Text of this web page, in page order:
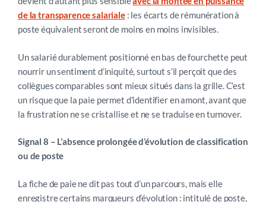
de la transparence salariale: les écarts de rémunération à
poste équivalent seront de moins en moins invisibles.
Un salarié durablement positionné en bas de fourchette peut
nourrir un sentiment d’iniquité, surtout s’il perçoit que des
collègues comparables sont mieux situés dans la grille. C’est
un risque que la paie permet d’identifier en amont, avant que
la frustration ne se cristallise et ne se traduise en turnover.
Signal 8 – L’absence prolongée d’évolution de classification
ou de poste
La fiche de paie ne dit pas tout d’un parcours, mais elle
enregistre certains marqueurs d’évolution : intitulé de poste,